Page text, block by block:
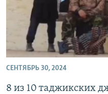
СЕНТЯБРЬ 30, 2024
8 из 10 таджикских